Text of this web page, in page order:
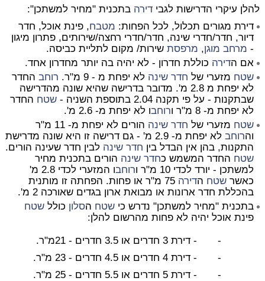
להלן עיקרי הדרישות לגבי דירה בתכנית "מחיר למשתכן":
דירת מגורים תכלול, לכל הפחות: מטבח, פינת אוכל, חדר
דיור, חדר/חדרי שינה, חדר/חדרי רחצה/שירותים, פתרון מיגון
- מרחב מוגן, מרפסתשירות/ מקום לתליית כביסה.
אם הדירה כוללת חדרון - לא יהיה בה יותר מחדרון אחד.
שטח מזערי של חדר שינה לא יפחת מ - 9 מ"ר. רוחבהחדר
לא יפחת מ 2.8 מ'. מדובר בדרישה שהיא שונה מהדרישה
שבתקנות - על פי תקנה 2.04 בתוספת השניה -
שטח החדר
לא יפחת מ- 8 מ"ר ו
רוחבו לא יפחת מ- 2.6 מ'.
שטח מזערי של חדר שינה
הורים לא יפחת מ- 11 מ"ר
והרוחב
לא יפחת מ- 2.9 מ' - גם דרישה זו היא שונה מדרישת
התקנות, בהן אין הבדל בין חדר שינה לבין חדר שעינה הורים.
שטח החדר המשמש כחדר שינה הורים בתכנית מחיר
למשתכן - יורד לכדי 10 מ"ר ו
רוחב
ו המזערי לכדי 2.8 מ'
כאשר שטח הדירה
75 מ"ר או פחות. הפחתה זו מותנית
בהכללת חדר ארונות או מבואת ארון בגדים שאורכה 2 מ'.
בתכנית "מחיר למשתכן" נדרש כי שטח הסלון כולל שטח
פינת אוכל יהיה לא פחות מהרשום להלן:
- - דירת 3 חדרים או 3.5 חדרים - 21מ"ר.
- - דירת 4 חדרים או 4.5 חדרים - 23 מ"ר.
- - דירת 5 חדרים או 5.5 חדרים - 25 מ"ר.